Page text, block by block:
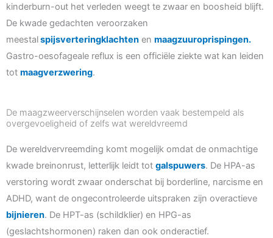
kinderburn-out het verleden weegt te zwaar en boosheid blijft.
De kwade gedachten veroorzaken
meestalspijsverteringklachten en maagzuuroprispingen.
Gastro-oesofageale reflux is een officiële ziekte wat kan leiden
tot maagverzwering.
De maagzweerverschijnselen worden vaak bestempeld als
overgevoeligheid of zelfs wat wereldvreemd
De wereldvervreemding komt mogelijk omdat de onmachtige
kwade breinonrust, letterlijk leidt tot galspuwers. De HPA-as
verstoring wordt zwaar onderschat bij borderline, narcisme en
ADHD, want de ongecontroleerde uitspraken zijn overactieve
bijnieren. De HPT-as (schildklier) en HPG-as
(geslachtshormonen) raken dan ook onderactief.